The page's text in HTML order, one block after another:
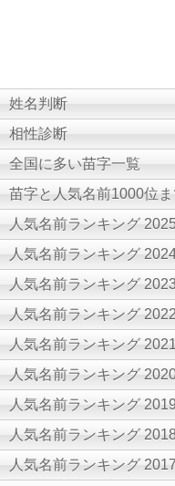
姓名判断
相性診断
全国に多い苗字一覧
苗字と人気名前1000位
人気名前ランキング
人気名前ランキング
人気名前ランキング
人気名前ランキング
人気名前ランキング
人気名前ランキング
人気名前ランキング
人気名前ランキング
人気名前ランキング